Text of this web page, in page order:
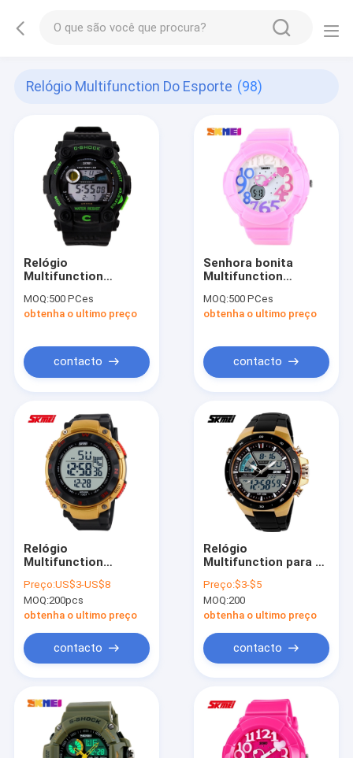
Relógio Multifunction Do Esporte (98)
Relógio
Multifunction
MOQ:500 PCes
obtenha o ultimo preço
contacto
Senhora bonita
Multifunction
MOQ:500 PCes
obtenha o ultimo preço
contacto
Relógio
Multifunction
esporte
Preço:US$3-US$8
MOQ:200pcs
obtenha o ultimo preço
contacto
Relógio
Multifunction para o
do esporte de 5 ATM
do vestido de Digitas
Preço:$3-$5
MOQ:200
obtenha o ultimo preço
contacto